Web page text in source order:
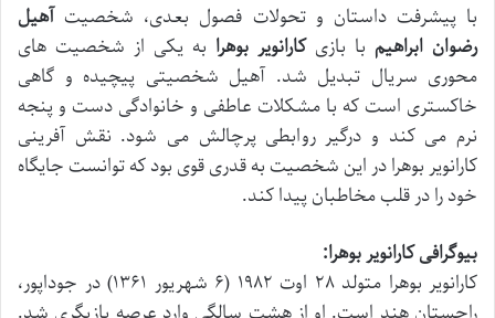
با پیشرفت داستان و تحولات فصول بعدی، شخصیتآهیل
رضوان ابراهیم با بازیکارانویر بوهرا به یکی از شخصیت های
محوری سریال تبدیل شد. آهیل شخصیتی پیچیده و گاهی
خاکستری است که با مشکلات عاطفی و خانوادگی دست و پنجه
نرم می کند و درگیر روابطی پرچالش می شود. نقش آفرینی
کارانویر بوهرا در این شخصیت به قدری قوی بود که توانست جایگاه
خود را در قلب مخاطبان پیدا کند.
بیوگرافی کارانویر بوهرا:
کارانویر بوهرا متولد ۲۸ اوت ۱۹۸۲ (۶ شهریور ۱۳۶۱) در جوداپور،